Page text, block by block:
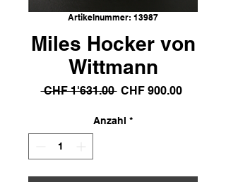
Artikelnummer: 13987
Miles Hocker von
Wittmann
CHF 1'631.00 Standardpreis
CHF 900.00Sale-
Anzahl *